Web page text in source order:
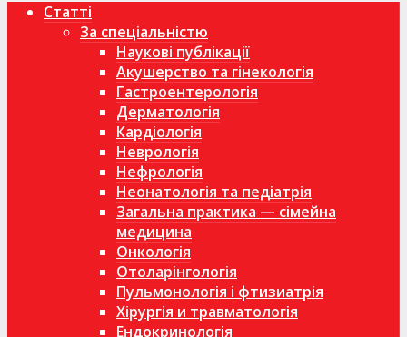
Статті
За спеціальністю
Наукові публікації
Акушерство та гінекологія
Гастроентерологія
Дерматологія
Кардіологія
Неврологія
Нефрологія
Неонатологія та педіатрія
Загальна практика — сімейна
медицина
Онкологія
Отоларінгологія
Пульмонологія і фтизиатрія
Хірургія и травматологія
Ендокринологія